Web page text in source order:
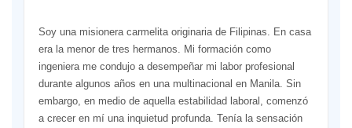
Soy una misionera carmelita originaria de Filipinas. En casa
era la menor de tres hermanos. Mi formación como
ingeniera me condujo a desempeñar mi labor profesional
durante algunos años en una multinacional en Manila. Sin
embargo, en medio de aquella estabilidad laboral, comenzó
a crecer en mí una inquietud profunda. Tenía la sensación